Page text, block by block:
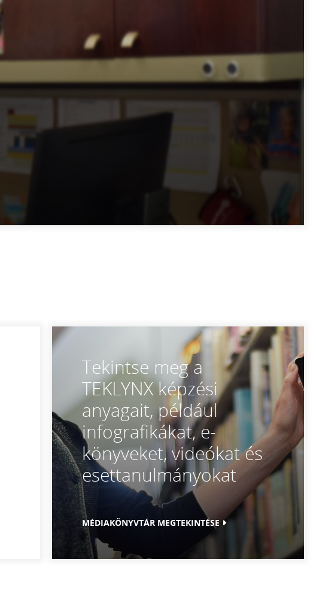
Tekintse meg a
TEKLYNX képzési
anyagait, például
infografikákat, e-
könyveket, videókat és
esettanulmányokat
MÉDIAKÖNYVTÁR MEGTEKINTÉSE